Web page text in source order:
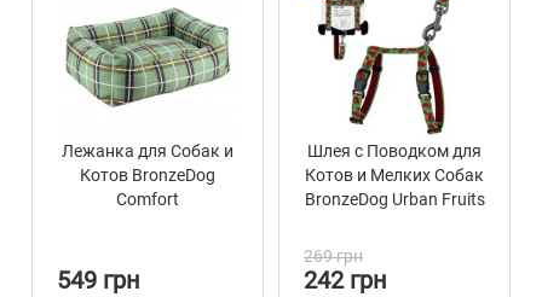
Лежанка для Собак и
Котов BronzeDog
Comfort
549 грн
Шлея с Поводком для
Котов и Мелких Собак
BronzeDog Urban Fruits
269 грн
242 грн